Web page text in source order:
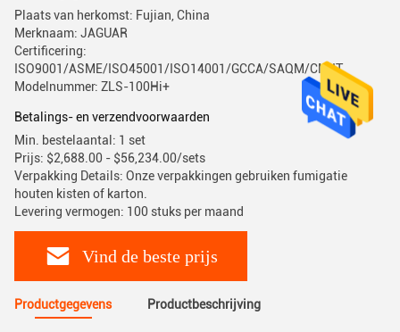
Plaats van herkomst: Fujian, China
Merknaam: JAGUAR
Certificering:
ISO9001/ASME/ISO45001/ISO14001/GCCA/SAQM/CMIIT
Modelnummer: ZLS-100Hi+
Betalings- en verzendvoorwaarden
Min. bestelaantal: 1 set
Prijs: $2,688.00 - $56,234.00/sets
Verpakking Details: Onze verpakkingen gebruiken fumigatie
houten kisten of karton.
Levering vermogen: 100 stuks per maand
Vind de beste prijs
Productgegevens Productbeschrijving